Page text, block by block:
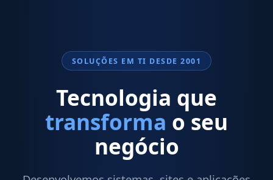
SOLUÇÕES EM TI DESDE 2001
Tecnologia que
transforma o seu
negócio